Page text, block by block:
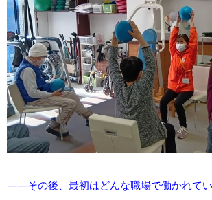
――その後、最初はどんな職場で働かれて